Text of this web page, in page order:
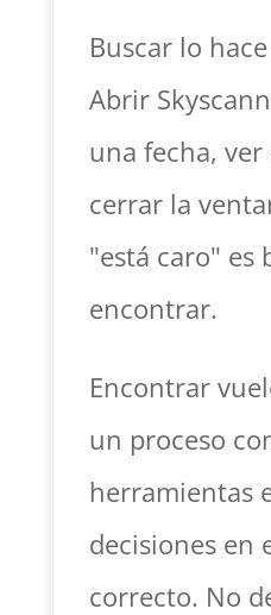
Buscar lo
Abrir
una fecha,
cerrar la
"está caro" es
encontrar.
Encontrar
un proceso
herramientas
decisiones en
correcto. No